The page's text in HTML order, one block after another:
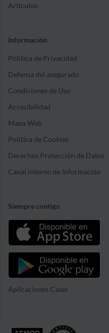
Artículos
Información
Política de Privacidad
Defensa del asegurado
Condiciones de Uso
Accesibilidad
Mapa Web
Política de Cookies
Derechos Protección de Datos
Canal interno de Información
Siempre contigo
Aplicaciones Caser